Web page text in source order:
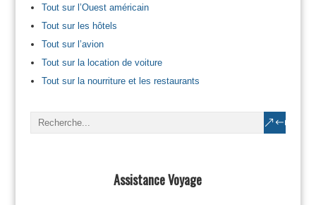
Tout sur l’Ouest américain
Tout sur les hôtels
Tout sur l’avion
Tout sur la location de voiture
Tout sur la nourriture et les restaurants
Assistance Voyage